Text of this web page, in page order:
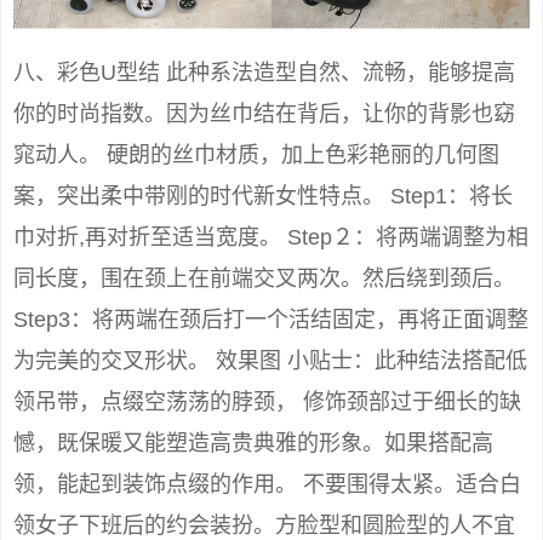
八、彩色U型结 此种系法造型自然、流畅，能够提高
你的时尚指数。因为丝巾结在背后，让你的背影也窈
窕动人。 硬朗的丝巾材质，加上色彩艳丽的几何图
案，突出柔中带刚的时代新女性特点。 Step1：将长
巾对折,再对折至适当宽度。 Step２：将两端调整为相
同长度，围在颈上在前端交叉两次。然后绕到颈后。
Step3：将两端在颈后打一个活结固定，再将正面调整
为完美的交叉形状。 效果图 小贴士：此种结法搭配低
领吊带，点缀空荡荡的脖颈， 修饰颈部过于细长的缺
憾，既保暖又能塑造高贵典雅的形象。如果搭配高
领，能起到装饰点缀的作用。 不要围得太紧。适合白
领女子下班后的约会装扮。方脸型和圆脸型的人不宜